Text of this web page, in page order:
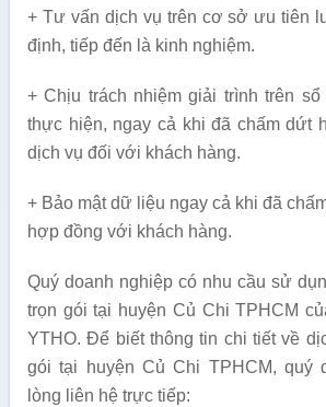
+ Tư vấn dịch vụ trên cơ sở ưu tiên
định, tiếp đến là kinh nghiệm.
+ Chịu trách nhiệm giải trình trên
thực hiện, ngay cả khi đã chấm dứt
dịch vụ đối với khách hàng.
+ Bảo mật dữ liệu ngay cả khi đã
hợp đồng với khách hàng.
Quý doanh nghiệp có nhu cầu sử
trọn gói tại huyện Củ Chi TPHCM
YTHO. Để biết thông tin chi tiết về
gói tại huyện Củ Chi TPHCM, quý
lòng liên hệ trực tiếp: